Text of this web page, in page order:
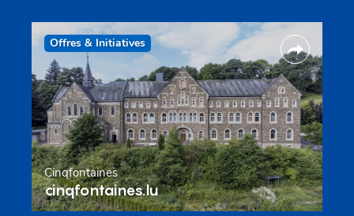
Offres & Initiatives
Cinqfontaines
cinqfontaines.lu